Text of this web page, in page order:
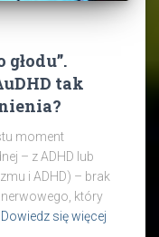
tak
moment
– z ADHD lub
i ADHD) – brak
który
Dowiedz się więcej